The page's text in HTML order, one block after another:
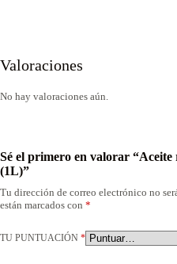
Valoraciones
No hay valoraciones aún.
Sé el primero en valorar
(1L)”
Tu dirección de correo electrónico no
están marcados con *
TU PUNTUACIÓN *